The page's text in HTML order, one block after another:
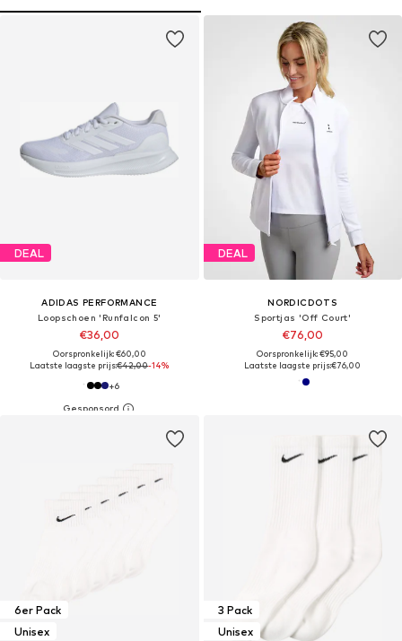
DEAL
ADIDAS PERFORMANCE
Loopschoen 'Runfalcon 5'
€36,00
Oorspronkelijk: €60,00
Laatste laagste prijs:€42,00-14%
+6
DEAL
NORDICDOTS
Sportjas 'Off Court'
€76,00
Oorspronkelijk: €95,00
Laatste laagste prijs:€76,00
6er Pack
Unisex
3 Pack
Unisex